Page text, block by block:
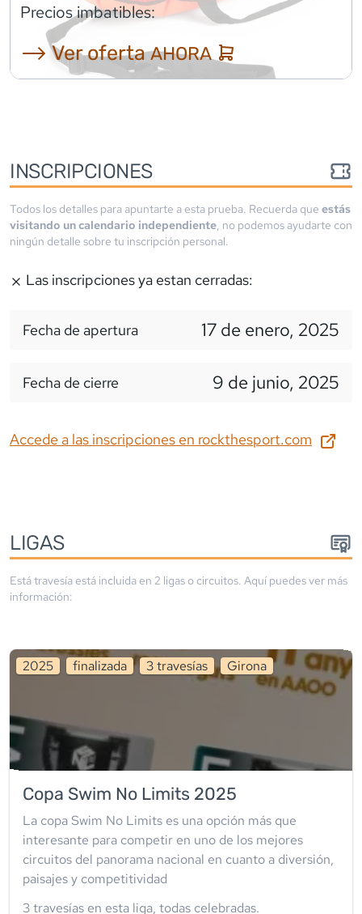
Precios imbatibles:
⟶ Ver ofertaAHORA
INSCRIPCIONES
Todos los detalles para apuntarte a esta prueba. Recuerda que estás
visitando un calendario independiente, no podemos ayudarte con
ningún detalle sobre tu inscripción personal.
Las inscripciones ya estan cerradas:
Fecha de apertura 17 de enero, 2025
Fecha de cierre 9 de junio, 2025
Accede a las inscripciones en rockthesport.com
LIGAS
Está travesía está incluida en 2 ligas o circuitos. Aquí puedes ver más
información:
2025 finalizada 3travesías Girona
Copa Swim No Limits 2025
La copa Swim No Limits es una opción más que
interesante para competir en uno de los mejores
circuitos del panorama nacional en cuanto a diversión,
paisajes y competitividad
3travesías en esta liga, todas celebradas.